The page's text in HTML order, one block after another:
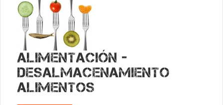
Alimentación -
Desalmacenamiento
Alimentos